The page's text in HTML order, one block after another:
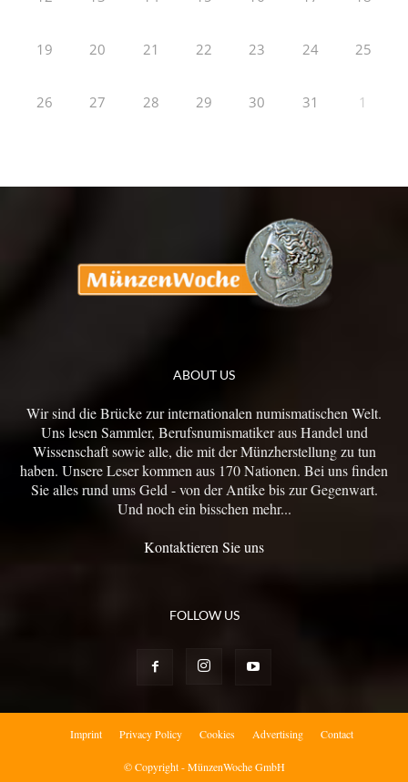
19 20 21 22 23 24 25
26 27 28 29 30 31 1
ABOUT US
Wir sind die Brücke zur internationalen numismatischen Welt.
Uns lesen Sammler, Berufsnumismatiker aus Handel und
Wissenschaft sowie alle, die mit der Münzherstellung zu tun
haben. Unsere Leser kommen aus 170 Nationen. Bei uns finden
Sie alles rund ums Geld - von der Antike bis zur Gegenwart.
Und noch ein bisschen mehr...
Kontaktieren Sie uns
FOLLOW US
Imprint Privacy Policy Cookies Advertising Contact
© Copyright - MünzenWoche GmbH